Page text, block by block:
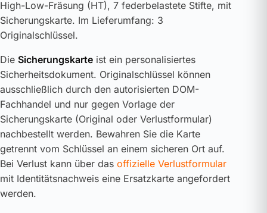
High-Low-Fräsung (HT), 7 federbelastete Stifte, mit
Sicherungskarte. Im Lieferumfang: 3
Originalschlüssel.
Die Sicherungskarte ist ein personalisiertes
Sicherheitsdokument. Originalschlüssel können
ausschließlich durch den autorisierten DOM-
Fachhandel und nur gegen Vorlage der
Sicherungskarte (Original oder Verlustformular)
nachbestellt werden. Bewahren Sie die Karte
getrennt vom Schlüssel an einem sicheren Ort auf.
Bei Verlust kann über das offizielle Verlustformular
mit Identitätsnachweis eine Ersatzkarte angefordert
werden.